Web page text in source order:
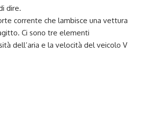
dire.
corrente che lambisce una vettura
Ci sono tre elementi
dell’aria e la velocità del veicolo V